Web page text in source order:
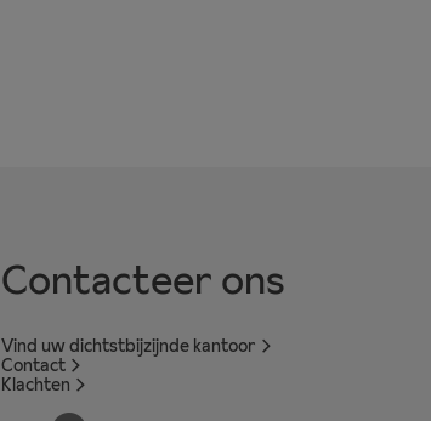
Contacteer ons
Vind uw dichtstbijzijnde kantoor
Contact
Klachten